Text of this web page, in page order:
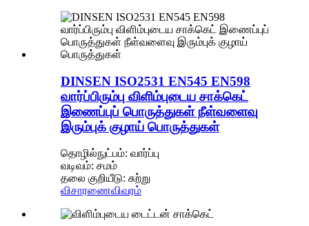
DINSEN ISO2531 EN545 EN598
வார்ப்பிரும்பு விளிம்புடைய சாக்கெட்
இணைப்புப் பொருத்துகள் நீள்வளைவு
இரும்புக் குழாய் பொருத்துகள்
தொழில்நுட்பம்: வார்ப்பு
வடிவம்: சமம்
தலை குறியீடு: சுற்று
விசாரணைவிவரம்